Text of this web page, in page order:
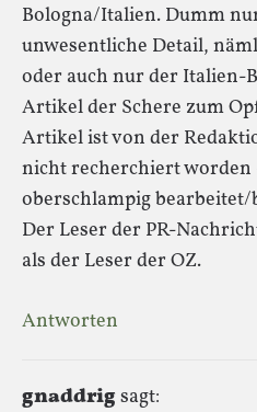
Bologna/Italien. Dumm
unwesentliche Detail,
oder auch nur der Italien-
Artikel der Schere zum
Artikel ist von der
nicht recherchiert worden
oberschlampig bearbeitet/
Der Leser der PR-
als der Leser der OZ.
Antworten
gnaddrigsagt: